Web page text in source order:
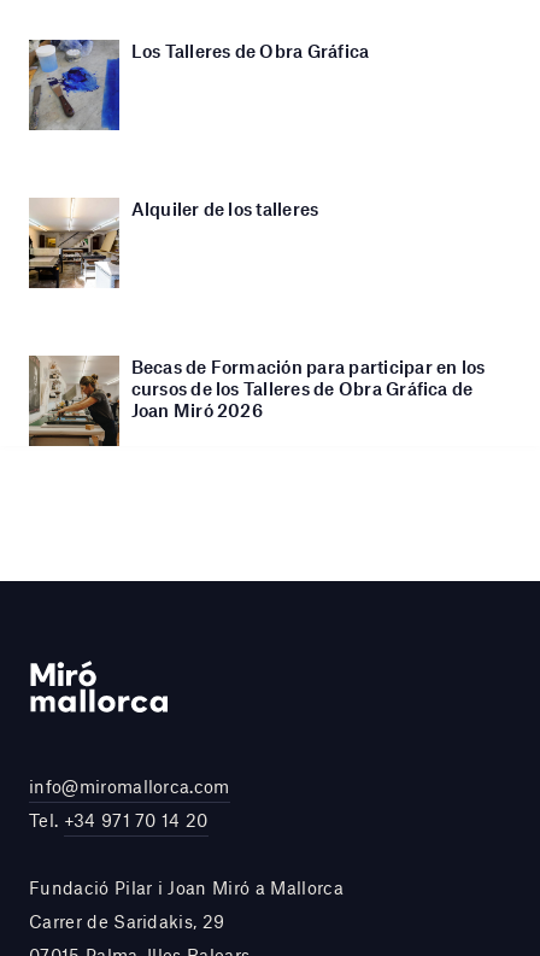
Los Talleres de Obra Gráfica
Alquiler de los talleres
Becas de Formación para participar en los
cursos de los Talleres de Obra Gráfica de
Joan Miró 2026
info@miromallorca.com
Tel. +34 971 70 14 20
Fundació Pilar i Joan Miró a Mallorca
Carrer de Saridakis, 29